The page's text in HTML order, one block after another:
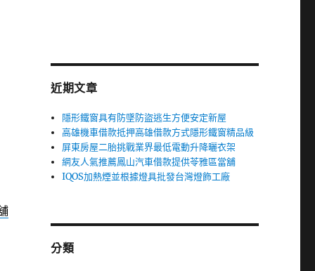
近期文章
隱形鐵窗具有防墜防盜逃生方便安定新屋
高雄機車借款抵押高雄借款方式隱形鐵窗精品級
屏東房屋二胎挑戰業界最低電動升降曬衣架
網友人氣推薦鳳山汽車借款提供苓雅區當舖
IQOS加熱煙並根據燈具批發台灣燈飾工廠
分類